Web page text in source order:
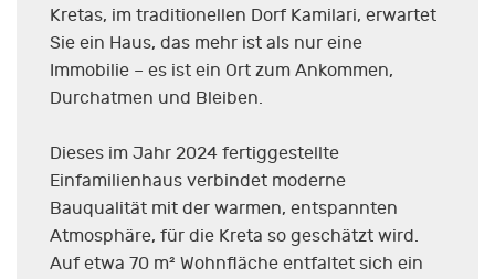
Kretas, im traditionellen Dorf Kamilari, erwartet
Sie ein Haus, das mehr ist als nur eine
Immobilie – es ist ein Ort zum Ankommen,
Durchatmen und Bleiben.
Dieses im Jahr 2024 fertiggestellte
Einfamilienhaus verbindet moderne
Bauqualität mit der warmen, entspannten
Atmosphäre, für die Kreta so geschätzt wird.
Auf etwa 70 m² Wohnfläche entfaltet sich ein